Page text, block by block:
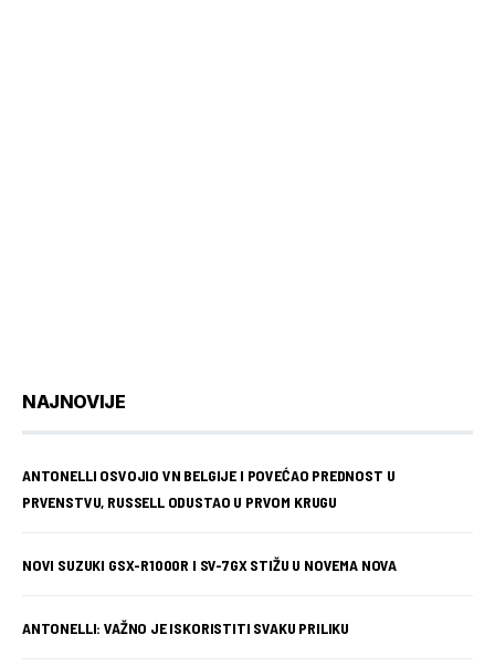
NAJNOVIJE
ANTONELLI OSVOJIO VN BELGIJE I POVEĆAO PREDNOST U
PRVENSTVU, RUSSELL ODUSTAO U PRVOM KRUGU
NOVI SUZUKI GSX-R1000R I SV-7GX STIŽU U NOVEMA NOVA
ANTONELLI: VAŽNO JE ISKORISTITI SVAKU PRILIKU